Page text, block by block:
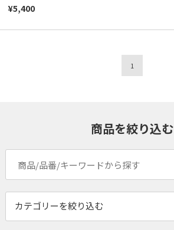
¥5,400
1
商品を絞り込む